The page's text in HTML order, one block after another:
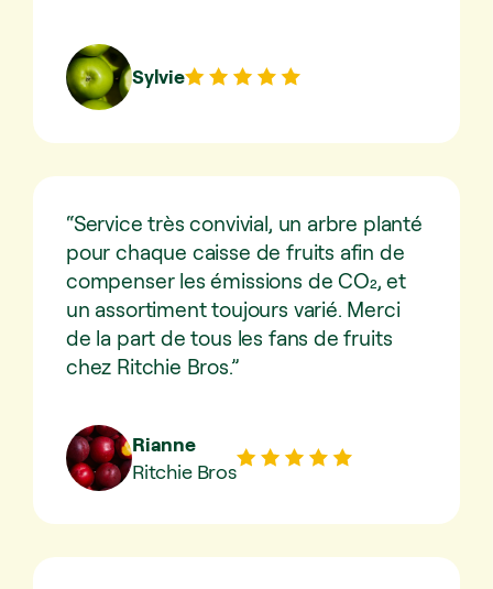
Sylvie
“Service très convivial, un arbre planté
pour chaque caisse de fruits afin de
compenser les émissions de CO₂, et
un assortiment toujours varié. Merci
de la part de tous les fans de fruits
chez Ritchie Bros.”
Rianne
Ritchie Bros